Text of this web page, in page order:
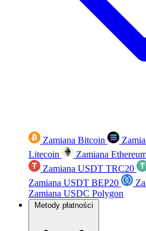
Zamiana Bitcoin
Litecoin
Zamiana
Zamiana USDT TRC20
Zamiana USDT BEP20
Zamiana USDC Polygon
Metody płatności